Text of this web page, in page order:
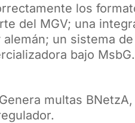
los
del MGV; una
un sistema
bajo MsbG.
multas